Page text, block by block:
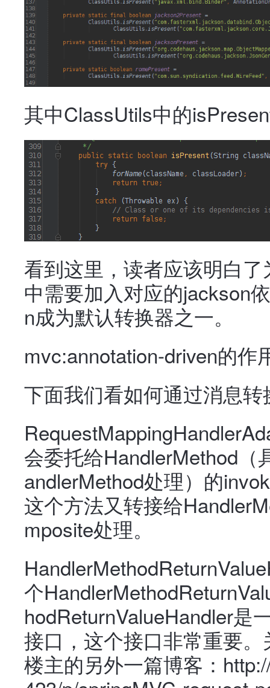
其中ClassUtils中的
看到这里，读者应该明白
中需要加入对应的jackson
n成为默认转换器之一。
mvc:annotation-driven的作
下面我们看如何通过消息
会委托给HandlerMethod（
andlerMethod处理）的
这个方法又转接给
mposite处理。
个
hodReturnValueHandler是
接口，这个接口非常重要
楼主的另外一篇博客：